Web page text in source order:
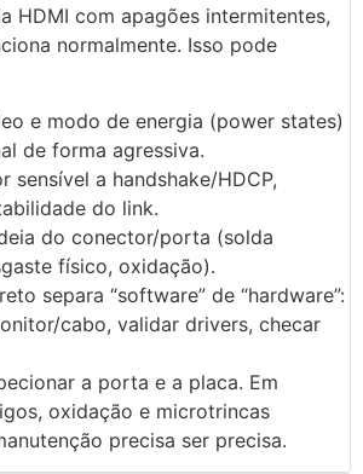
HDMI com apagões intermitentes,
normalmente. Isso pode
e modo de energia (power states)
de forma agressiva.
sensível a handshake/HDCP,
do link.
do conector/porta (solda
físico, oxidação).
separa “software” de “hardware”:
cabo, validar drivers, checar
a porta e a placa. Em
oxidação e microtrincas
precisa ser precisa.